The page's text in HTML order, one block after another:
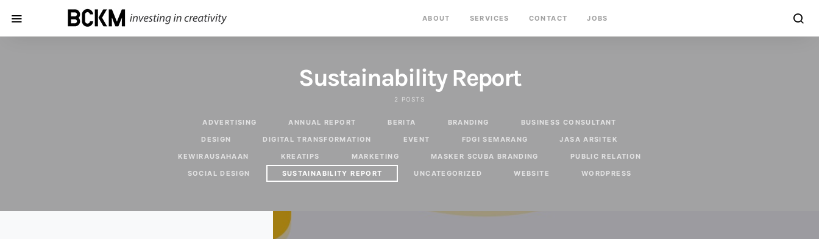
ABOUT SERVICES CONTACT JOBS
Sustainability Report
2 POSTS
ADVERTISING ANNUAL REPORT BERITA BRANDING
BUSINESS CONSULTANT
DESIGN
DIGITAL TRANSFORMATION EVENT FDGI SEMARANG
JASA ARSITEK
KEWIRAUSAHAAN
KREATIPS MARKETING MASKER SCUBA BRANDING
PUBLIC RELATION
SOCIAL DESIGN
SUSTAINABILITY REPORT UNCATEGORIZED WEBSITE WORDPRESS